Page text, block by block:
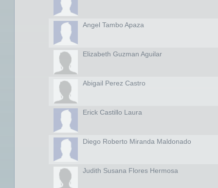
Angel Tambo Apaza
Elizabeth Guzman Aguilar
Abigail Perez Castro
Erick Castillo Laura
Diego Roberto Miranda Maldonado
Judith Susana Flores Hermosa